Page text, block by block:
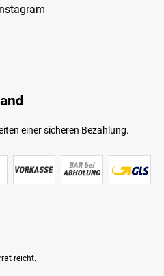
einer sicheren Bezahlung.
reicht.